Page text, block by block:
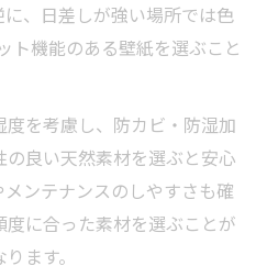
、日差しが強い場所では色
ト機能のある壁紙を選ぶこと
を考慮し、防カビ・防湿加
良い天然素材を選ぶと安心
ンテナンスのしやすさも確
に合った素材を選ぶことが
ます。